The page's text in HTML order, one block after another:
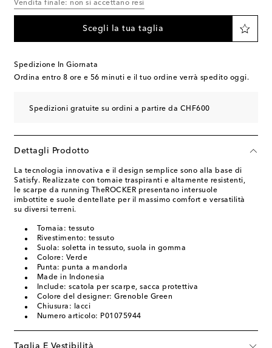
Vendita finale: non si accettano resi
Scegli la tua taglia
Spedizione In Giornata
Ordina entro 8 ore e 56 minuti e il tuo ordine verrà spedito oggi.
Spedizioni gratuite su ordini a partire da CHF600
Dettagli Prodotto
La tecnologia innovativa e il design semplice sono alla base di
Satisfy. Realizzate con tomaie traspiranti e altamente resistenti,
le scarpe da running TheROCKER presentano intersuole
imbottite e suole dentellate per il massimo comfort e versatilità
su diversi terreni.
Tomaia: tessuto
Rivestimento: tessuto
Suola: soletta in tessuto, suola in gomma
Colore: Verde
Punta: punta a mandorla
Made in Indonesia
Include: scatola per scarpe, sacca protettiva
Colore del designer: Grenoble Green
Chiusura: lacci
Numero articolo: P01075944
Taglia E Vestibilità